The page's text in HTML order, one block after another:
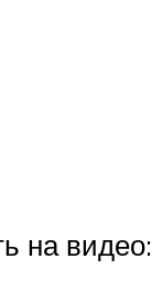
на видео: